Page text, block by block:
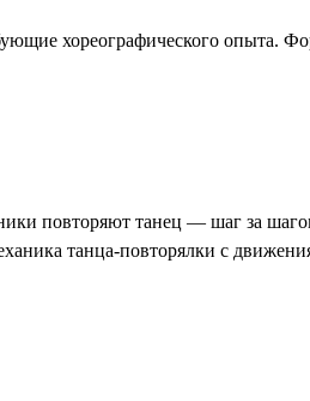
хореографического опыта.
повторяют танец — шаг за
танца-повторялки с